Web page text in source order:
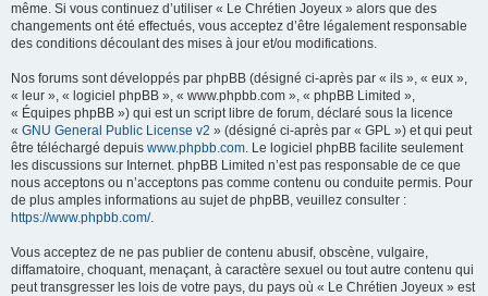
même. Si vous continuez d’utiliser « Le Chrétien Joyeux » alors que des
changements ont été effectués, vous acceptez d’être légalement responsable
des conditions découlant des mises à jour et/ou modifications.
Nos forums sont développés par phpBB (désigné ci-après par « ils », « eux »,
« leur », « logiciel phpBB », « www.phpbb.com », « phpBB Limited »,
« Équipes phpBB ») qui est un script libre de forum, déclaré sous la licence
« GNU General Public License v2 » (désigné ci-après par « GPL ») et qui peut
être téléchargé depuis www.phpbb.com. Le logiciel phpBB facilite seulement
les discussions sur Internet. phpBB Limited n’est pas responsable de ce que
nous acceptons ou n’acceptons pas comme contenu ou conduite permis. Pour
de plus amples informations au sujet de phpBB, veuillez consulter :
https://www.phpbb.com/.
Vous acceptez de ne pas publier de contenu abusif, obscène, vulgaire,
diffamatoire, choquant, menaçant, à caractère sexuel ou tout autre contenu qui
peut transgresser les lois de votre pays, du pays où « Le Chrétien Joyeux » est